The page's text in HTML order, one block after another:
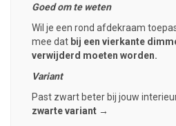
Goed om te weten
Wil je een rond afdekraam
mee dat bij een vierkante
verwijderd moeten worden.
Variant
Past zwart beter bij jouw
zwarte variant →